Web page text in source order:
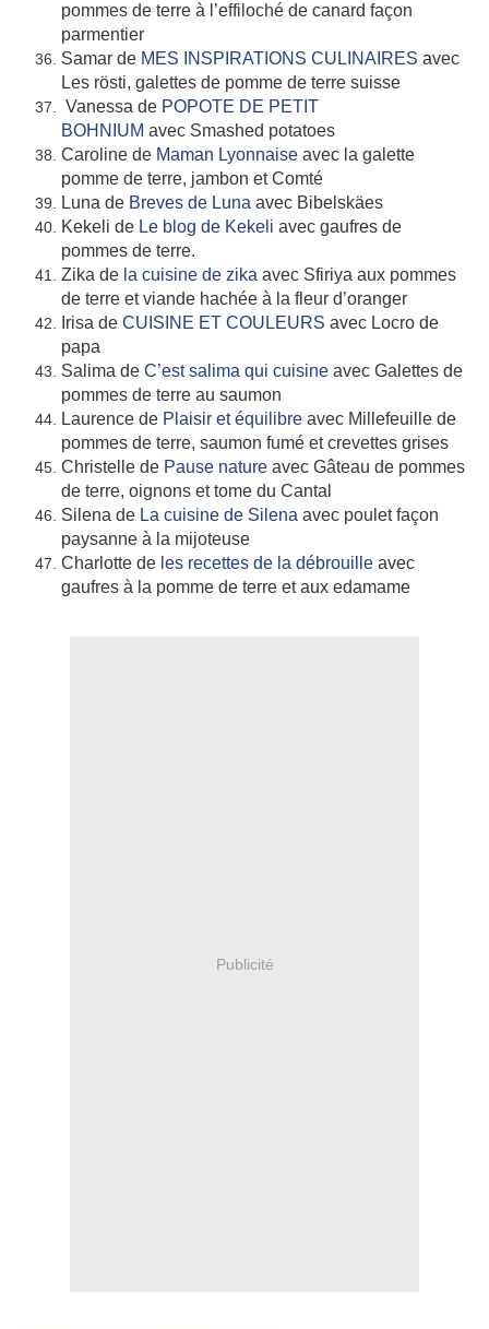
pommes de terre à l’effiloché de canard façon
parmentier
Samar de MES INSPIRATIONS CULINAIRES avec
Les rösti, galettes de pomme de terre suisse
Vanessa de POPOTE DE PETIT
BOHNIUM avec Smashed potatoes
Caroline de Maman Lyonnaise avec la galette
pomme de terre, jambon et Comté
Luna de Breves de Luna avec Bibelskäes
Kekeli de Le blog de Kekeli avec gaufres de
pommes de terre.
Zika de la cuisine de zika avec Sfiriya aux pommes
de terre et viande hachée à la fleur d’oranger
Irisa de CUISINE ET COULEURS avec Locro de
papa
Salima de C’est salima qui cuisine avec Galettes de
pommes de terre au saumon
Laurence de Plaisir et équilibre avec Millefeuille de
pommes de terre, saumon fumé et crevettes grises
Christelle de Pause nature avec Gâteau de pommes
de terre, oignons et tome du Cantal
Silena de La cuisine de Silena avec poulet façon
paysanne à la mijoteuse
Charlotte de les recettes de la débrouille avec
gaufres à la pomme de terre et aux edamame
Publicité